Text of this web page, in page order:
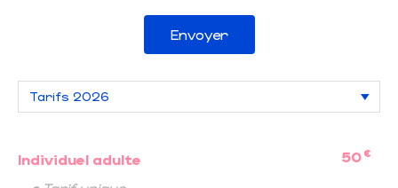
Envoyer
Individuel adulte 50 €